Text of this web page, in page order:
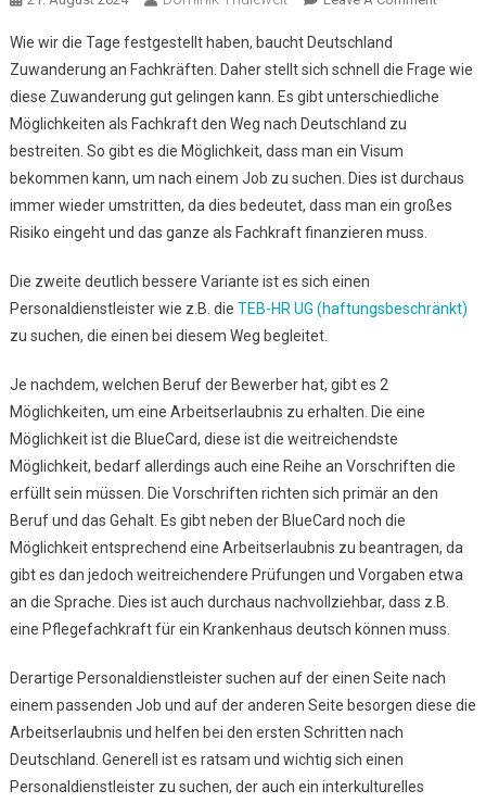
Ablauf
Wie wir die Tage festgestellt haben, baucht Deutschland
Zuwanderung an Fachkräften. Daher stellt sich schnell die Frage wie
diese Zuwanderung gut gelingen kann. Es gibt unterschiedliche
Möglichkeiten als Fachkraft den Weg nach Deutschland zu
bestreiten. So gibt es die Möglichkeit, dass man ein Visum
bekommen kann, um nach einem Job zu suchen. Dies ist durchaus
immer wieder umstritten, da dies bedeutet, dass man ein großes
Risiko eingeht und das ganze als Fachkraft finanzieren muss.
Die zweite deutlich bessere Variante ist es sich einen
Personaldienstleister wie z.B. die TEB-HR UG (haftungsbeschränkt)
zu suchen, die einen bei diesem Weg begleitet.
Je nachdem, welchen Beruf der Bewerber hat, gibt es 2
Möglichkeiten, um eine Arbeitserlaubnis zu erhalten. Die eine
Möglichkeit ist die BlueCard, diese ist die weitreichendste
Möglichkeit, bedarf allerdings auch eine Reihe an Vorschriften die
erfüllt sein müssen. Die Vorschriften richten sich primär an den
Beruf und das Gehalt. Es gibt neben der BlueCard noch die
Möglichkeit entsprechend eine Arbeitserlaubnis zu beantragen, da
gibt es dan jedoch weitreichendere Prüfungen und Vorgaben etwa
an die Sprache. Dies ist auch durchaus nachvollziehbar, dass z.B.
eine Pflegefachkraft für ein Krankenhaus deutsch können muss.
Derartige Personaldienstleister suchen auf der einen Seite nach
einem passenden Job und auf der anderen Seite besorgen diese die
Arbeitserlaubnis und helfen bei den ersten Schritten nach
Deutschland. Generell ist es ratsam und wichtig sich einen
Personaldienstleister zu suchen, der auch ein interkulturelles